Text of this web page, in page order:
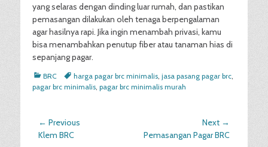
yang selaras dengan dinding luar rumah, dan pastikan
pemasangan dilakukan oleh tenaga berpengalaman
agar hasilnya rapi. Jika ingin menambah privasi, kamu
bisa menambahkan penutup fiber atau tanaman hias di
sepanjang pagar.
Categories
BRC Tagsharga pagar brc minimalis, jasa pasang pagar brc,
pagar brc minimalis, pagar brc minimalis murah
Post
navigation
← Previous
Previous
Klem BRC
Next →
NextPemasangan Pagar BRC